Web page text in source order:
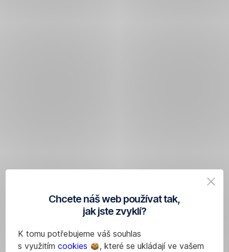
Chcete náš web používat tak,
jak jste zvyklí?
K tomu potřebujeme váš souhlas
s využitím cookies
, které se ukládají ve vašem